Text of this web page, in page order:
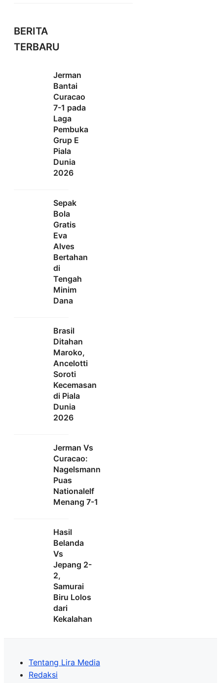
BERITA
TERBARU
Jerman
Bantai
Curacao
7-1 pada
Laga
Pembuka
Grup E
Piala
Dunia
2026
Sepak
Bola
Gratis
Eva
Alves
Bertahan
di
Tengah
Minim
Dana
Brasil
Ditahan
Maroko,
Ancelotti
Soroti
Kecemasan
di Piala
Dunia
2026
Jerman Vs
Curacao:
Nagelsmann
Puas
Nationalelf
Menang 7-1
Hasil
Belanda
Vs
Jepang 2-
2,
Samurai
Biru Lolos
dari
Kekalahan
Tentang Lira Media
Redaksi